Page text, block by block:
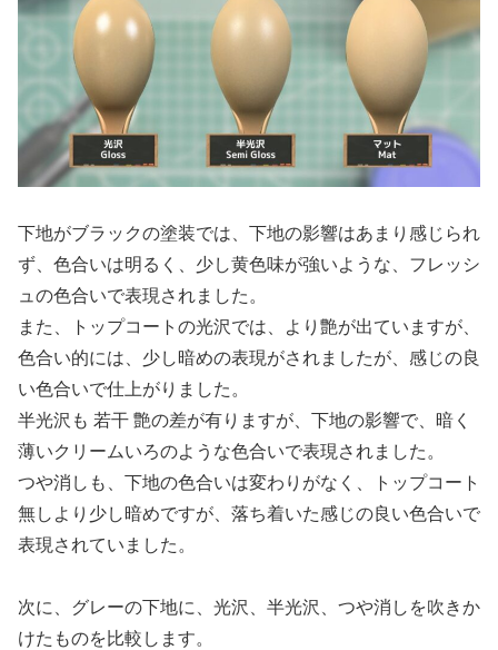
下地がブラックの塗装では、下地の影響はあまり感じられ
ず、色合いは明るく、少し黄色味が強いような、フレッシ
ュの色合いで表現されました。
また、トップコートの光沢では、より艶が出ていますが、
色合い的には、少し暗めの表現がされましたが、感じの良
い色合いで仕上がりました。
半光沢も 若干 艶の差が有りますが、下地の影響で、暗く
薄いクリームいろのような色合いで表現されました。
つや消しも、下地の色合いは変わりがなく、トップコート
無しより少し暗めですが、落ち着いた感じの良い色合いで
表現されていました。
次に、グレーの下地に、光沢、半光沢、つや消しを吹きか
けたものを比較します。